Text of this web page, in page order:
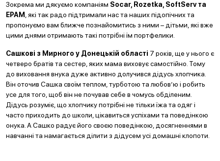
Зокрема ми дякуємо компаніям Socar, Rozetka, SoftServ та
EPAM , які так радо підтримали нас та наших підопічних та
пропонуємо вам ближче познайомитись з ними – дітьми, які вже
цими днями отримають такі потрібні їм портфелики.
Сашкові з Мирного у Донецькій області 7 років, ще у нього є
четверо братів та сестер, яких мама виховує самостійно. Тому
до виховання внука дуже активно долучився дідусь хлопчика.
Він оточив Сашка своїм теплом, турботою та любов’ю і робить
усе для того, щоб він не почував себе в чомусь обділеним.
Дідусь розуміє, що хлопчику потрібні не тільки їжа та одяг і
часто приходить до школи, цікавиться успіхами та поведінкою
онука. А Сашко радує його своєю поведінкою, досягненнями в
навчанні та намагається ділити з дідусем усі домашні клопоти.